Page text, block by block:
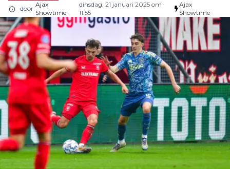
door
Ajax
Showtime
dinsdag, 21 januari 2025 om
11:55
Ajax
Showtime